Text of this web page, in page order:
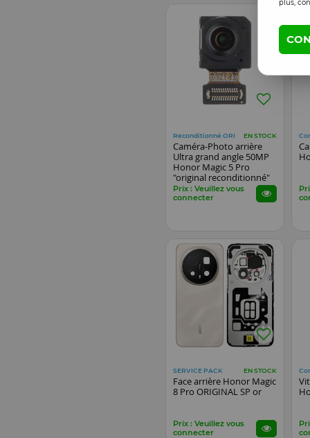
Reconditionné ORI EN STOCK
Caméra-Photo arrière
Ultra grand angle 50MP
Honor Magic 5 Pro
"original reconditionné"
Prix : Veuillez vous
connecter
SERVICE PACK EN STOCK
Face arrière Honor Magic
8 Pro ORIGINAL SP or
Prix : Veuillez vous
connecter
plus,